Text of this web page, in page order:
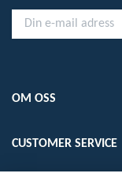
OM OSS
CUSTOMER SERVICE